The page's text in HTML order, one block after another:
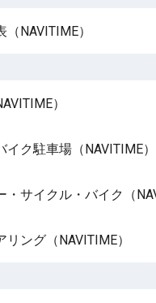
NAVITIME）
）
イク駐車場（NAVITIME）
・サイクル・バイク（
リング（NAVITIME）